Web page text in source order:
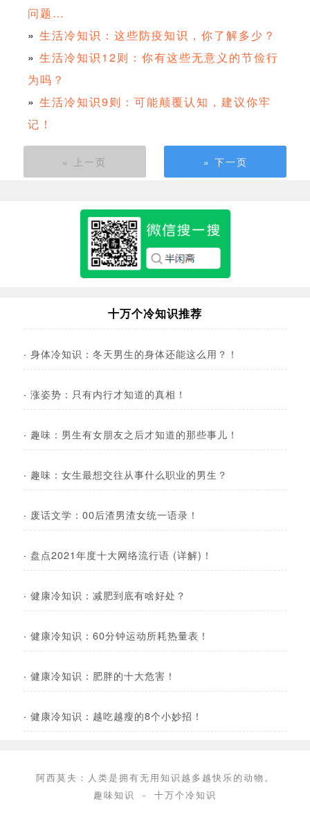
问题…
» 生活冷知识：这些防疫知识，你了解多少？
» 生活冷知识12则：你有这些无意义的节俭行
为吗？
» 生活冷知识9则：可能颠覆认知，建议你牢
记！
« 上一页 » 下一页
十万个冷知识推荐
· 身体冷知识：冬天男生的身体还能这么用？！
· 涨姿势：只有内行才知道的真相！
· 趣味：男生有女朋友之后才知道的那些事儿！
· 趣味：女生最想交往从事什么职业的男生？
· 废话文学：00后渣男渣女统一语录！
· 盘点2021年度十大网络流行语 (详解)！
· 健康冷知识：减肥到底有啥好处？
· 健康冷知识：60分钟运动所耗热量表！
· 健康冷知识：肥胖的十大危害！
· 健康冷知识：越吃越瘦的8个小妙招！
阿西莫夫：人类是拥有无用知识越多越快乐的动物。
趣味知识
- 十万个冷知识